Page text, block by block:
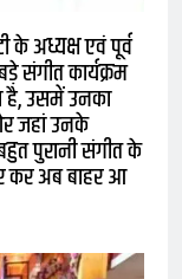
अध्यक्ष एवं पूर्व
कार्यक्रम
है, उसमें उनका
जहां उनके
पुरानी संगीत के
कर अब बाहर आ